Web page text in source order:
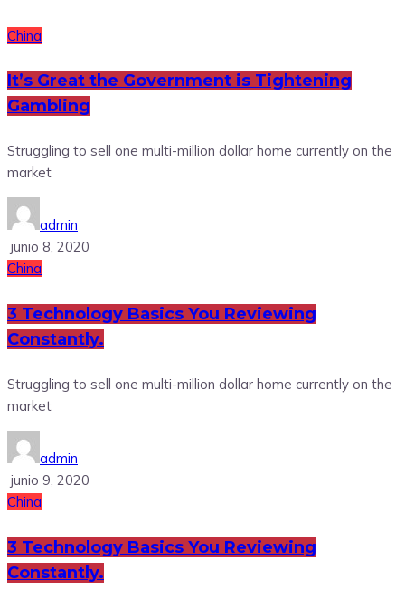
China
It’s Great the Government is Tightening
Gambling
Struggling to sell one multi-million dollar home currently on the
market
admin
junio 8, 2020
China
3 Technology Basics You Reviewing
Constantly.
Struggling to sell one multi-million dollar home currently on the
market
admin
junio 9, 2020
China
3 Technology Basics You Reviewing
Constantly.